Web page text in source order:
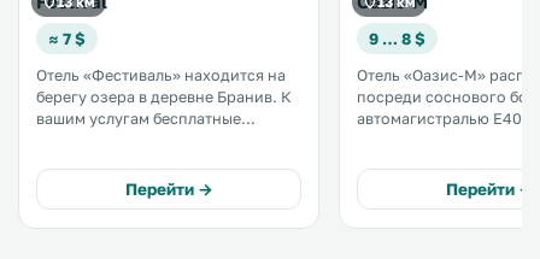
≈ 7 $
Отель «Фестиваль» находится на
берегу озера в деревне Бранив. К
вашим услугам бесплатные
распоряжении гостей также
бильярд, рыболовные снасти и
бесплатный WiFi. .
Перейти →
9 … 8 $
Отель «Оазис-М»
посреди соснового
автомагистралью E40,
баня, детская игровая
круглосуточная стойка
регистрации. .
Перейти →